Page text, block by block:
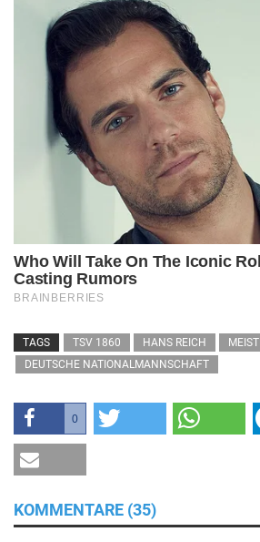
TAGS TSV 1860 HANS REICH
DEUTSCHE NATIONALMANNSCHAFT
0
KOMMENTARE (35)